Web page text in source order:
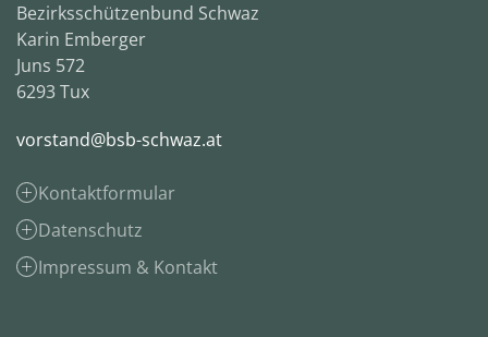
Bezirksschützenbund Schwaz
Karin Emberger
Juns 572
6293 Tux
vorstand@bsb-schwaz.at
Kontaktformular
Datenschutz
Impressum & Kontakt